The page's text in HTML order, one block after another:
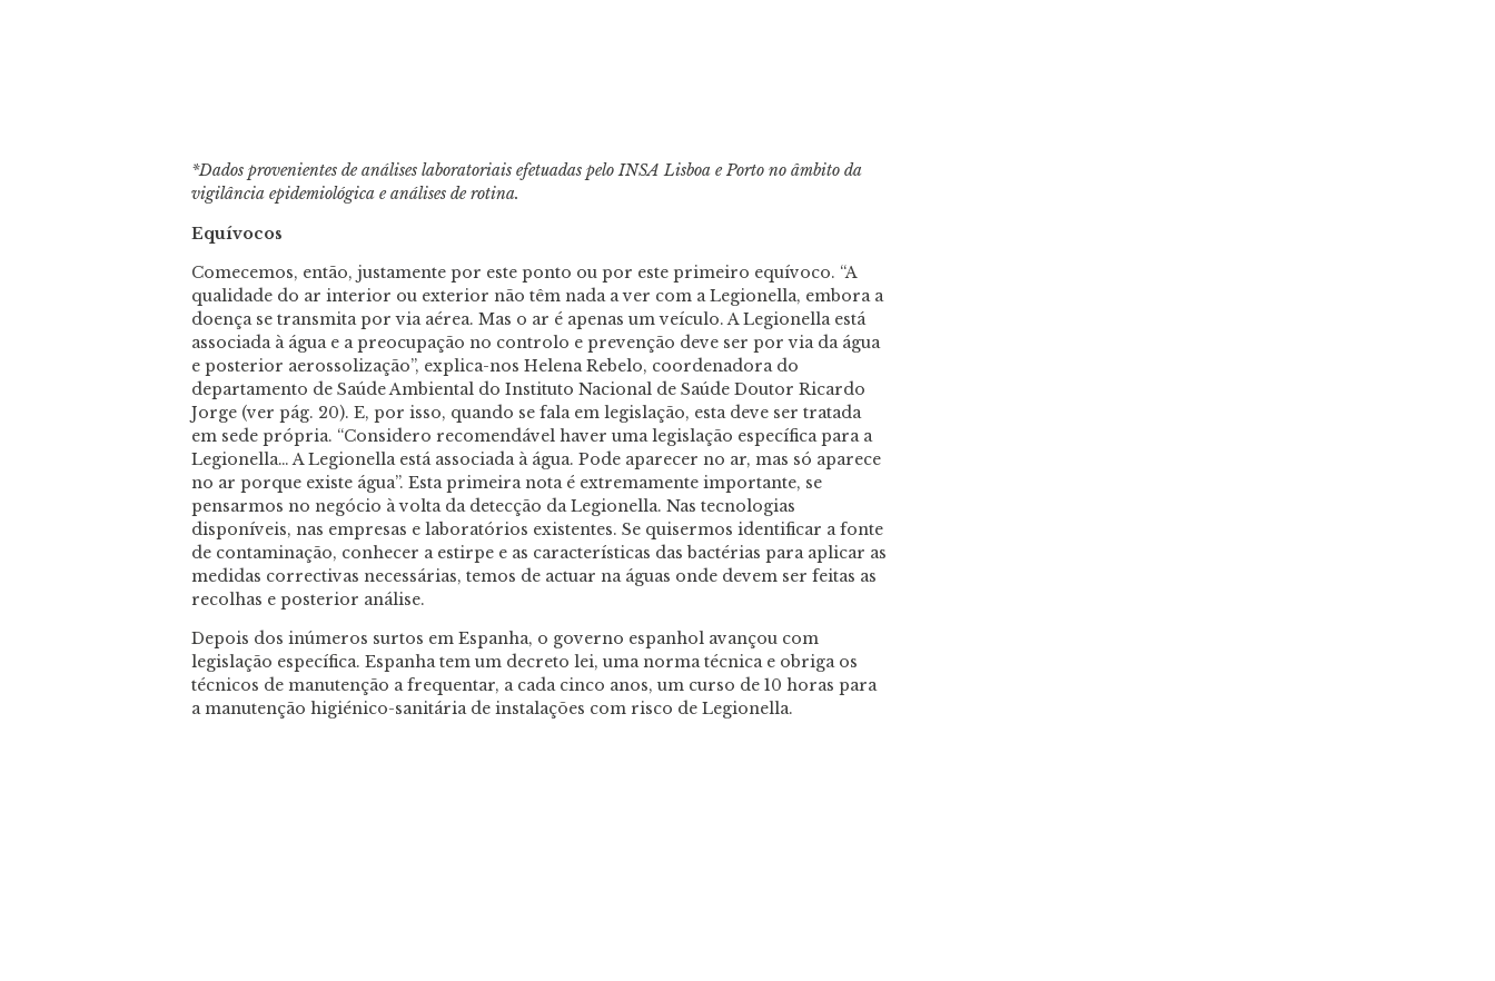
*Dados provenientes de análises laboratoriais efetuadas pelo INSA Lisboa e Porto no âmbito da
vigilância epidemiológica e análises de rotina.
Equívocos
Comecemos, então, justamente por este ponto ou por este primeiro equívoco. “A
qualidade do ar interior ou exterior não têm nada a ver com a Legionella, embora a
doença se transmita por via aérea. Mas o ar é apenas um veículo. A Legionella está
associada à água e a preocupação no controlo e prevenção deve ser por via da água
e posterior aerossolização”, explica-nos Helena Rebelo, coordenadora do
departamento de Saúde Ambiental do Instituto Nacional de Saúde Doutor Ricardo
Jorge (ver pág. 20). E, por isso, quando se fala em legislação, esta deve ser tratada
em sede própria. “Considero recomendável haver uma legislação específica para a
Legionella… A Legionella está associada à água. Pode aparecer no ar, mas só aparece
no ar porque existe água”. Esta primeira nota é extremamente importante, se
pensarmos no negócio à volta da detecção da Legionella. Nas tecnologias
disponíveis, nas empresas e laboratórios existentes. Se quisermos identificar a fonte
de contaminação, conhecer a estirpe e as características das bactérias para aplicar as
medidas correctivas necessárias, temos de actuar na águas onde devem ser feitas as
recolhas e posterior análise.
Depois dos inúmeros surtos em Espanha, o governo espanhol avançou com
legislação específica. Espanha tem um decreto lei, uma norma técnica e obriga os
técnicos de manutenção a frequentar, a cada cinco anos, um curso de 10 horas para
a manutenção higiénico-sanitária de instalações com risco de Legionella.